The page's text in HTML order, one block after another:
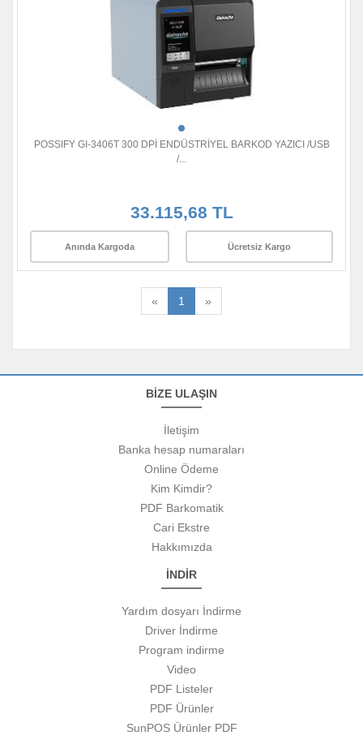
POSSIFY GI-3406T 300 DPİ ENDÜSTRİYEL BARKOD YAZICI /USB
/...
33.115,68 TL
Anında Kargoda Ücretsiz Kargo
« 1 »
BİZE ULAŞIN
İletişim
Banka hesap numaraları
Online Ödeme
Kim Kimdir?
PDF Barkomatik
Cari Ekstre
Hakkımızda
İNDİR
Yardım dosyarı İndirme
Driver İndirme
Program indirme
Video
PDF Listeler
PDF Ürünler
SunPOS Ürünler PDF